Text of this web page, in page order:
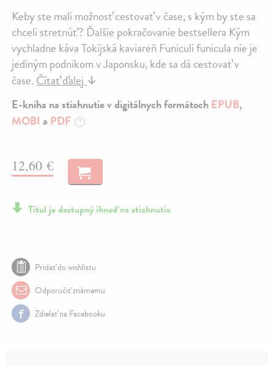
Keby ste mali možnosť cestovať v čase, s kým by ste sa
chceli stretnúť? Ďalšie pokračovanie bestsellera Kým
vychladne káva Tokijská kaviareň Funiculi funicula nie je
jediným podnikom v Japonsku, kde sa dá cestovať v
čase.Čítať ďalej↓
E-kniha na stiahnutie v digitálnych formátochEPUB,
MOBI a PDF ?
12,60 €
Titul je dostupný ihneď na stiahnutie
Pridať do wishlistu
Odporučiť známemu
Zdielať na Facebooku